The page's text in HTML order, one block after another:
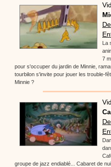
La
7
pour s'occuper du jardin de Minnie,
tourbilon s'invite pour jouer les trouble-
Minnie ?
groupe de jazz endiablé... Cabaret de